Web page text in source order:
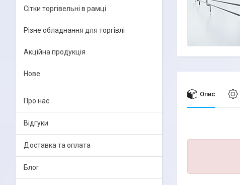
Опис
Сітки торгівельні в рамці
Різне обладнання для торгівлі
Акційна продукція
Нове
Про нас
Відгуки
Доставка та оплата
Блог